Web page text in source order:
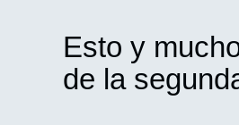
Esto y
de la